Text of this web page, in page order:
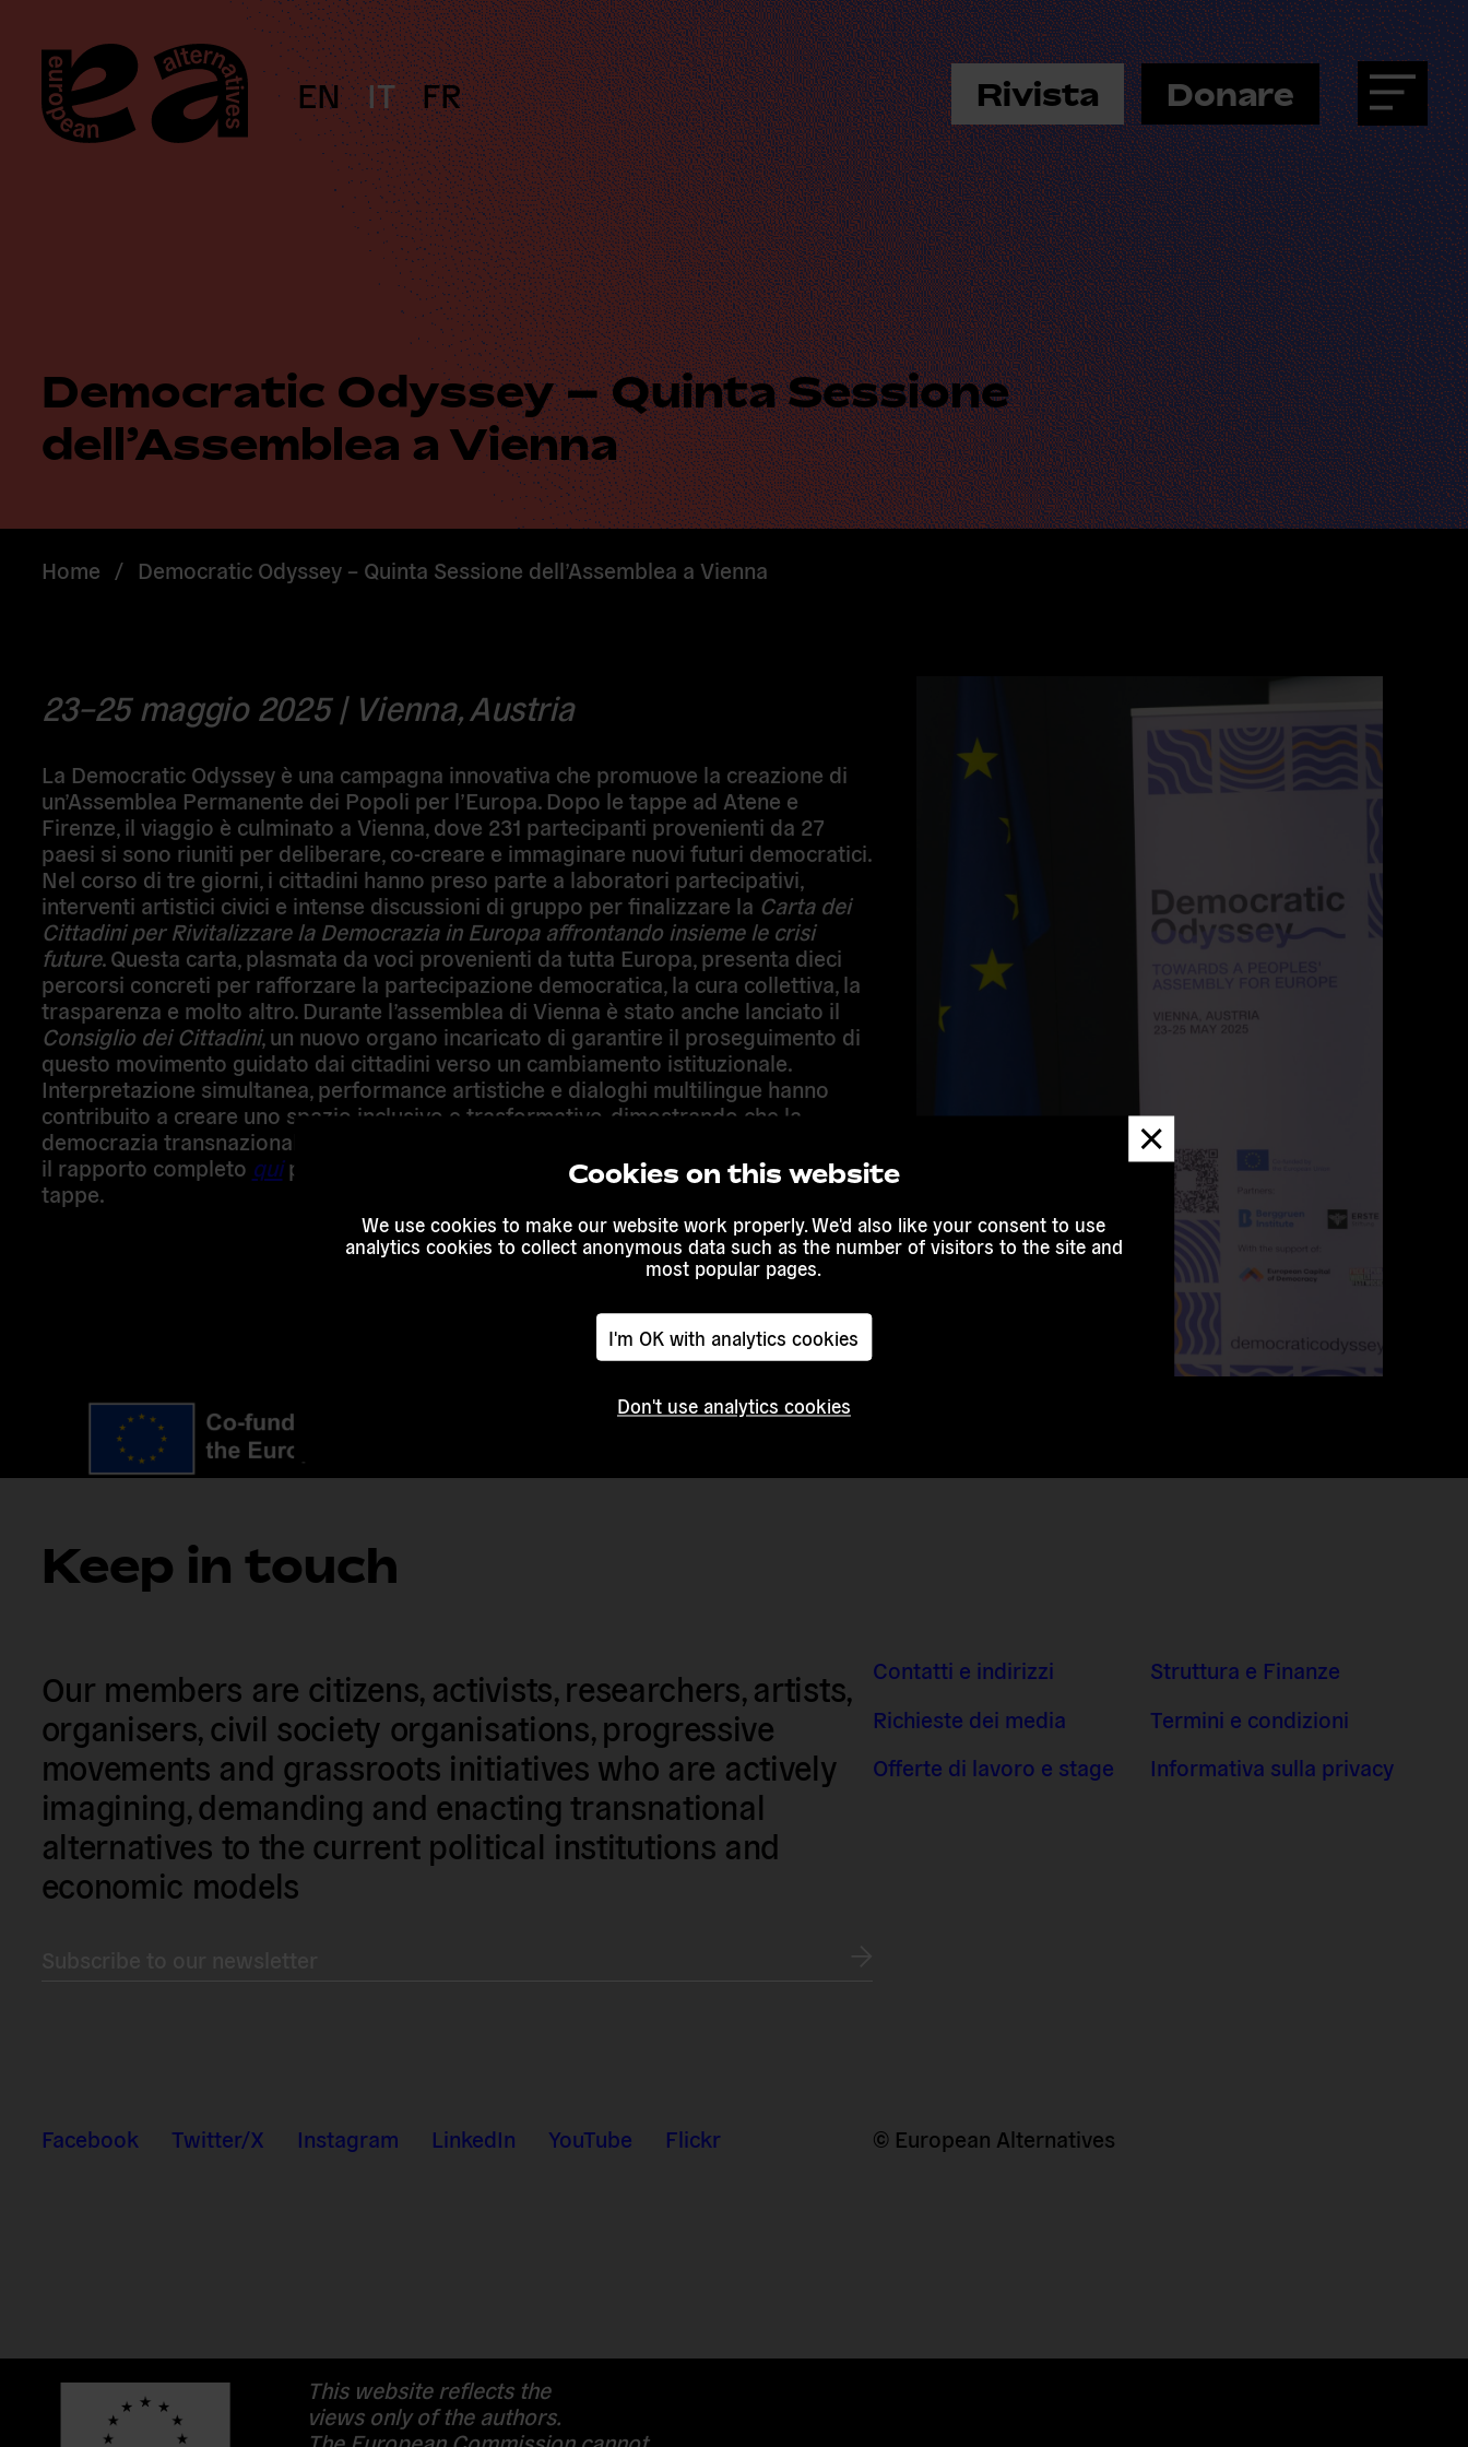
Cookies on this website
We use cookies to make our website work properly. We'd also like your consent to use
analytics cookies to collect anonymous data such as the number of visitors to the site and
most popular pages.
I'm OK with analytics cookies
Don't use analytics cookies
Dismiss
message
content
EN IT FR Rivista Donare
Democratic Odyssey – Quinta Sessione
dell’Assemblea a Vienna
Home / Democratic Odyssey – Quinta Sessione dell’Assemblea a Vienna
23–25 maggio 2025 | Vienna, Austria
La Democratic Odysseyè una campagna innovativa che promuove la creazione di
un’Assemblea Permanente dei Popoli per l’Europa. Dopo le tappe ad Atene e
Firenze, il viaggio è culminato a Vienna , dove 231 partecipanti provenienti da 27
paesi si sono riuniti per deliberare, co-creare e immaginare nuovi futuri democratici.
Nel corso di tre giorni, i cittadini hanno preso parte a laboratori partecipativi,
interventi artistici civici e intense discussioni di gruppo per finalizzare la Carta dei
Cittadini per Rivitalizzare la Democrazia in Europa affrontando insieme le crisi
future. Questa carta, plasmata da voci provenienti da tutta Europa, presenta dieci
percorsi concreti per rafforzare la partecipazione democratica, la cura collettiva, la
trasparenza e molto altro. Durante l’assemblea di Vienna è stato anche lanciato il
Consiglio dei Cittadini, un nuovo organo incaricato di garantire il proseguimento di
questo movimento guidato dai cittadini verso un cambiamento istituzionale.
Interpretazione simultanea, performance artistiche e dialoghi multilingue hanno
contribuito a creare uno spazio inclusivo e trasformativo, dimostrando che la
democrazia transnazionale non è solo possibile: sta già accadendo.
il rapporto completo quiper approfondimenti, la Carta dei Cittadini e le prossime
tappe.
Keep in touch
Our members are citizens, activists, researchers, artists,
organisers, civil society organisations, progressive
movements and grassroots initiatives who are actively
imagining, demanding and enacting transnational
alternatives to the current political institutions and
economic models
Contatti e indirizzi
Richieste dei media
Offerte di lavoro e stage
Struttura e Finanze
Termini e condizioni
Informativa sulla privacy
Facebook Twitter/X Instagram LinkedIn YouTube Flickr © European Alternatives
This website reflects the
views only of the authors.